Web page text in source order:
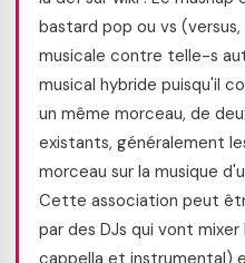
bastard pop ou vs
musicale contre telle-s
musical hybride puisqu'il
un même morceau, de
existants, généralement
morceau sur la musique
Cette association peut
par des DJs qui vont
cappella et instrumental)